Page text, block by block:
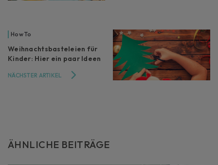
ÄHNLICHE BEITRÄGE
How To
Weihnachtsbasteleien für
Kinder: Hier ein paar Ideen
NÄCHSTER ARTIKEL